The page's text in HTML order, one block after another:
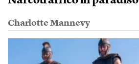
Charlotte Mannevy